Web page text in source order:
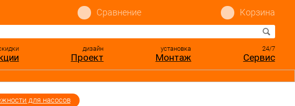
Сравнение Корзина
дизайн
Проект
установка
Монтаж
24/7
Сервис
для насосов